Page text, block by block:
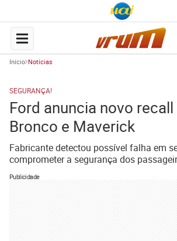
Início Notícias
SEGURANÇA!
Ford anuncia novo recall
Bronco e Maverick
Fabricante detectou possível falha em
comprometer a segurança dos
Publicidade